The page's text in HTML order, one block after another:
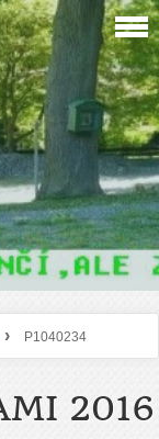
› P1040234
2016